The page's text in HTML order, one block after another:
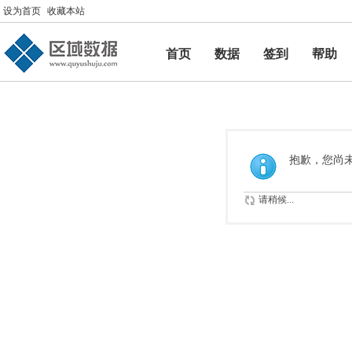
设为首页 收藏本站
首页 数据 签到
帮助
帮助
抱歉，您尚
请稍候...